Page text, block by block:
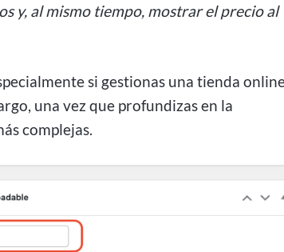
y, al mismo tiempo, mostrar el precio al
si gestionas una tienda
una vez que profundizas en la
complejas.